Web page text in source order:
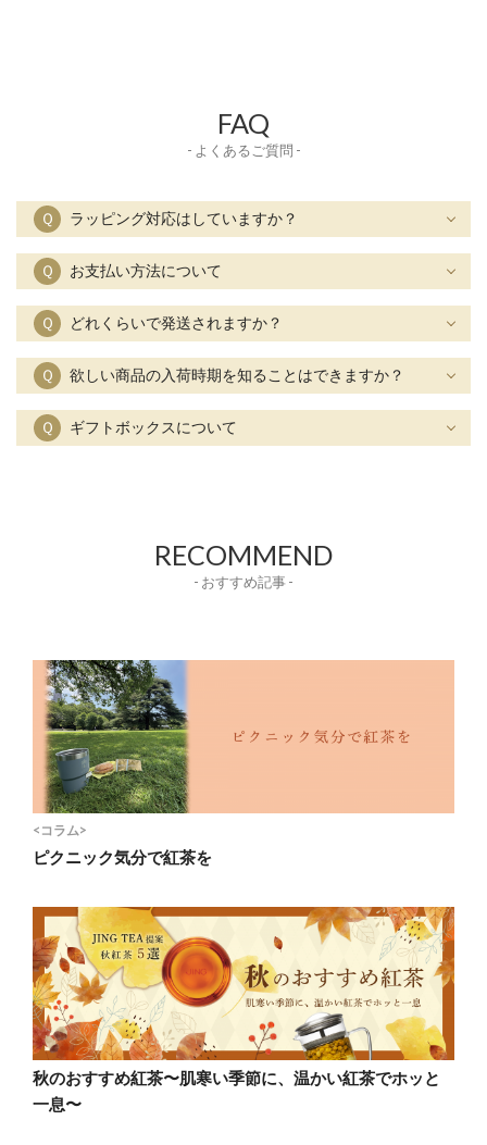
FAQ
- よくあるご質問 -
Ｑ ラッピング対応はしていますか？
Ｑ お支払い方法について
Ｑ どれくらいで発送されますか？
Ｑ 欲しい商品の入荷時期を知ることはできますか？
Ｑ ギフトボックスについて
RECOMMEND
- おすすめ記事 -
<コラム>
ピクニック気分で紅茶を
秋のおすすめ紅茶〜肌寒い季節に、温かい紅茶でホッと
一息〜